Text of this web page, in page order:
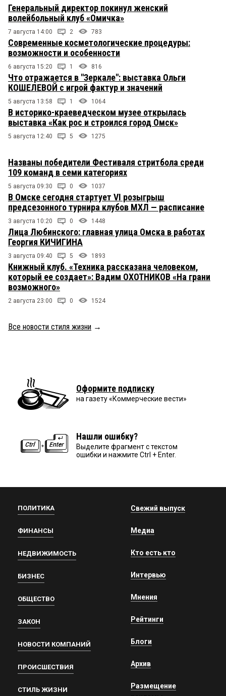
Генеральный директор покинул женский
волейбольный клуб «Омичка»
7 августа 14:00 2 783
Современные косметологические процедуры:
возможности и особенности
6 августа 15:20 1 816
Что отражается в "Зеркале": выставка Ольги
КОШЕЛЕВОЙ с игрой фактур и значений
5 августа 13:58 1 1064
В историко-краеведческом музее открылась
выставка «Как рос и строился город Омск»
5 августа 12:40 5 1275
Названы победители Фестиваля стритбола среди
109 команд в семи категориях
5 августа 09:30 0 1037
В Омске сегодня стартует VI розыгрыш
предсезонного турнира клубов МХЛ — расписание
3 августа 10:20 0 1448
Лица Любинского: главная улица Омска в работах
Георгия КИЧИГИНА
3 августа 09:40 5 1893
Книжный клуб. «Техника рассказана человеком,
который ее создает»: Вадим ОХОТНИКОВ «На грани
возможного»
2 августа 23:00 0 1524
Все новости стиля жизни →
Оформите подписку
на газету «Коммерческие вести»
Нашли ошибку?
Выделите фрагмент с текстом
ошибки и нажмите Ctrl + Enter.
ПОЛИТИКА
ФИНАНСЫ
НЕДВИЖИМОСТЬ
БИЗНЕС
ОБЩЕСТВО
ЗАКОН
НОВОСТИ КОМПАНИЙ
ПРОИСШЕСТВИЯ
СТИЛЬ ЖИЗНИ
Свежий выпуск
Медиа
Кто есть кто
Интервью
Мнения
Рейтинги
Блоги
Архив
Размещение